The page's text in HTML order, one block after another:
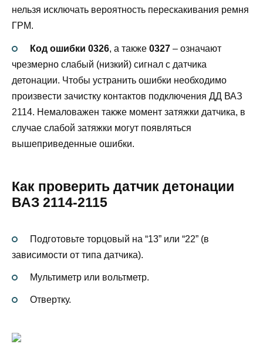
нельзя исключать вероятность перескакивания ремня
ГРМ.
Код ошибки 0326, а также 0327– означают
чрезмерно слабый (низкий) сигнал с датчика
детонации. Чтобы устранить ошибки необходимо
произвести зачистку контактов подключения ДД ВАЗ
2114. Немаловажен также момент затяжки датчика, в
случае слабой затяжки могут появляться
вышеприведенные ошибки.
Как проверить датчик детонации
ВАЗ 2114-2115
Подготовьте торцовый на “13” или “22” (в
зависимости от типа датчика).
Мультиметр или вольтметр.
Отвертку.